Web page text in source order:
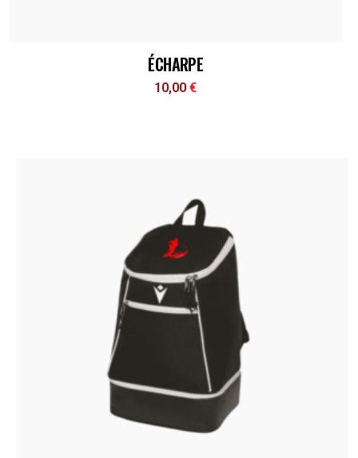
ÉCHARPE
10,00€